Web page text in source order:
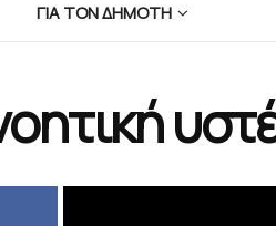
ΓΙΑ ΤΟΝ ΔΗΜΟΤΗ